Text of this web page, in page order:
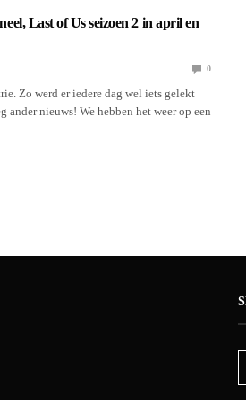
Last of Us seizoen 2 in april en
0
Zo werd er iedere dag wel iets gelekt
ander nieuws! We hebben het weer op een